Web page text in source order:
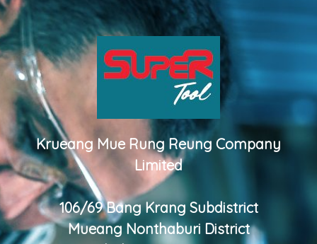
Krueang Mue Rung Reung Company
Limited
106/69 Bang Krang Subdistrict
Mueang Nonthaburi District